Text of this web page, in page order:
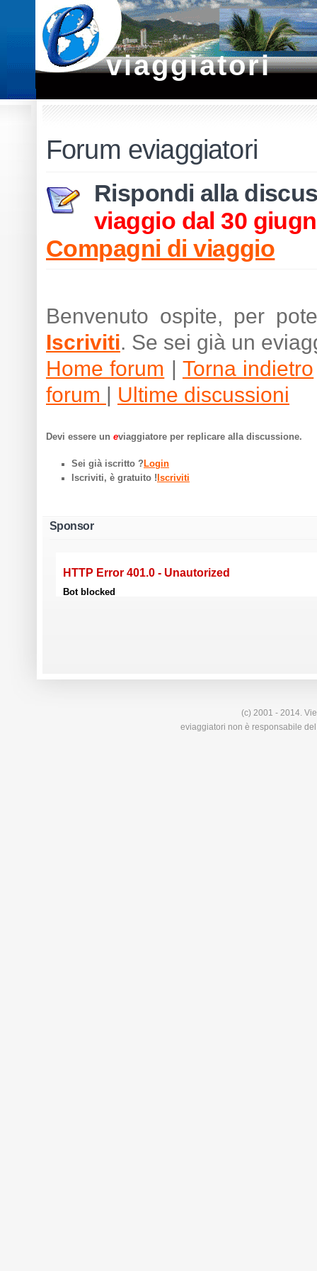
viaggiatori
Forum eviaggiatori
Rispondi alla
viaggio dal 30
Compagni di viaggio
Benvenuto ospite, per
Iscriviti. Se sei già un
Home forum | Torna indietro
forum | Ultime discussioni
Devi essere un eviaggiatore per replicare alla discussione.
Sei già iscritto ? Login
Iscriviti, è gratuito ! Iscriviti
Sponsor
(c) 2001 - 2014.
eviaggiatori non è responsabile